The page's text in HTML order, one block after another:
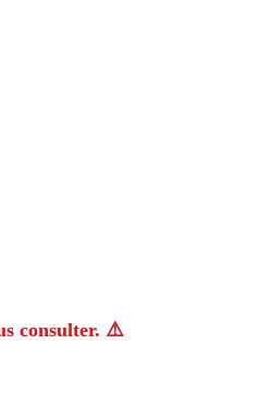
consulter. ⚠️